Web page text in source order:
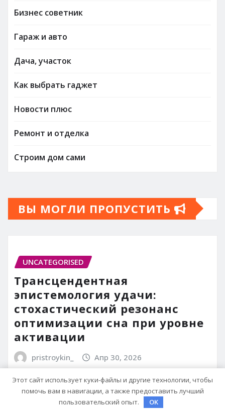
Бизнес советник
Гараж и авто
Дача, участок
Как выбрать гаджет
Новости плюс
Ремонт и отделка
Строим дом сами
ВЫ МОГЛИ ПРОПУСТИТЬ
UNCATEGORISED
Трансцендентная
эпистемология удачи:
стохастический резонанс
оптимизации сна при уровне
активации
pristroykin_ Апр 30, 2026
Этот сайт использует куки-файлы и другие технологии, чтобы
помочь вам в навигации, а также предоставить лучший
пользовательский опыт.
OK